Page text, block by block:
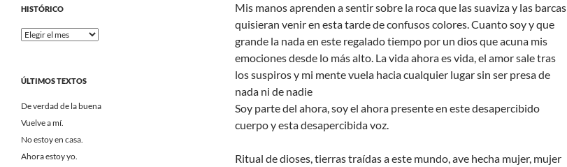
Mis manos aprenden a sentir sobre la roca que las suaviza y las barcas
quisieran venir en esta tarde de confusos colores. Cuanto soy y que
grande la nada en este regalado tiempo por un dios que acuna mis
emociones desde lo más alto. La vida ahora es vida, el amor sale tras
los suspiros y mi mente vuela hacia cualquier lugar sin ser presa de
nada ni de nadie
Soy parte del ahora, soy el ahora presente en este desapercibido
cuerpo y esta desapercibida voz.
Ritual de dioses, tierras traídas a este mundo, ave hecha mujer, mujer
HISTÓRICO
Histórico
ÚLTIMOS TEXTOS
De verdad de la buena
Vuelve a mí.
No estoy en casa.
Ahora estoy yo.